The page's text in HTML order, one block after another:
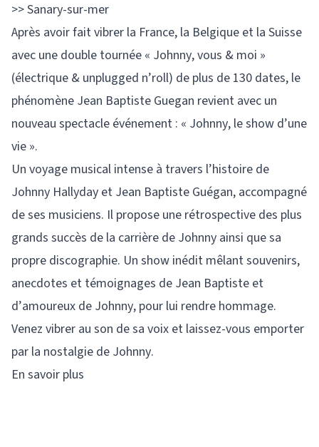
>> Sanary-sur-mer
Après avoir fait vibrer la France, la Belgique et la Suisse
avec une double tournée « Johnny, vous & moi »
(électrique & unplugged n’roll) de plus de 130 dates, le
phénomène Jean Baptiste Guegan revient avec un
nouveau spectacle événement : « Johnny, le show d’une
vie ».
Un voyage musical intense à travers l’histoire de
Johnny Hallyday et Jean Baptiste Guégan, accompagné
de ses musiciens. Il propose une rétrospective des plus
grands succès de la carrière de Johnny ainsi que sa
propre discographie. Un show inédit mêlant souvenirs,
anecdotes et témoignages de Jean Baptiste et
d’amoureux de Johnny, pour lui rendre hommage.
Venez vibrer au son de sa voix et laissez-vous emporter
par la nostalgie de Johnny.
En savoir plus